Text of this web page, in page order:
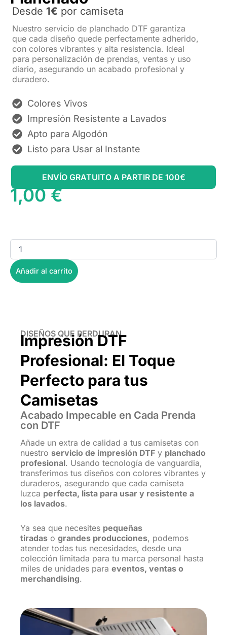
Desde 1€ por camiseta
Nuestro servicio de planchado DTF garantiza
que cada diseño quede perfectamente adherido,
con colores vibrantes y alta resistencia. Ideal
para personalización de prendas, ventas y uso
diario, asegurando un acabado profesional y
duradero.
Colores Vivos
Impresión Resistente a Lavados
Apto para Algodón
Listo para Usar al Instante
ENVÍO GRATUITO A PARTIR DE 100€
1,00€
cantidad
Añadir al carrito
DISEÑOS QUE PERDURAN
Impresión DTF
Profesional: El Toque
Perfecto para tus
Camisetas
Acabado Impecable en Cada Prenda
con DTF
Añade un extra de calidad a tus camisetas con
nuestro servicio de impresión DTF y planchado
profesional. Usando tecnología de vanguardia,
transferimos tus diseños con colores vibrantes y
duraderos, asegurando que cada camiseta
luzca perfecta, lista para usar y resistente a
los lavados.
Ya sea que necesites pequeñas
tiradas o grandes producciones, podemos
atender todas tus necesidades, desde una
colección limitada para tu marca personal hasta
miles de unidades para eventos, ventas o
merchandising.